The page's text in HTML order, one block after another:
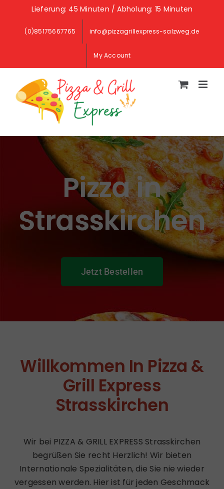
Lieferung: 45 Minuten / Abholung: 15 Minuten
(0)85175667765 info@pizzagrillexpress-salzweg.de
My Account
Pizza in
Strasskirchen
Jetzt Bestellen
Willkommen In Pizza &
Grill Express
Strasskirchen
Wir bei PIZZA & GRILL EXPRESS Strasskirchen
begrüßen Sie recht Herzlich! Wir bieten
Internationale Spezialitäten, die Sie nie wieder
vergessen werden. Hier ist für jeden Geschmack